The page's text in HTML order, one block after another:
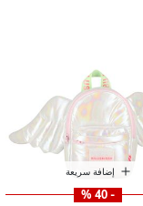
إضافة سريعة
- 40 %